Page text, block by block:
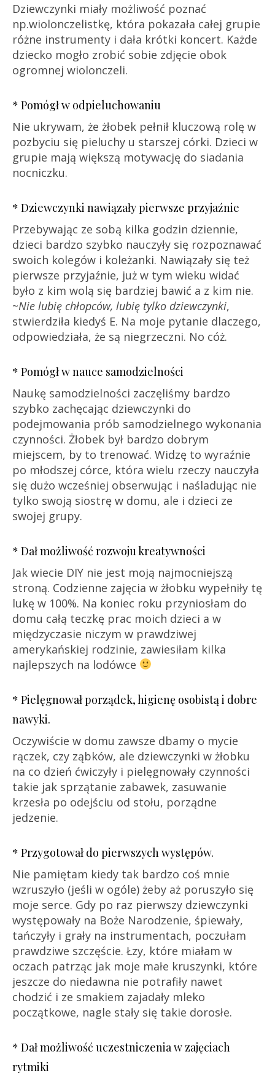
Dziewczynki miały możliwość poznać
np.wiolonczelistkę, która pokazała całej grupie
różne instrumenty i dała krótki koncert. Każde
dziecko mogło zrobić sobie zdjęcie obok
ogromnej wiolonczeli.
* Pomógł w odpieluchowaniu
Nie ukrywam, że żłobek pełnił kluczową rolę w
pozbyciu się pieluchy u starszej córki. Dzieci w
grupie mają większą motywację do siadania
nocniczku.
* Dziewczynki nawiązały pierwsze przyjaźnie
Przebywając ze sobą kilka godzin dziennie,
dzieci bardzo szybko nauczyły się rozpoznawać
swoich kolegów i koleżanki. Nawiązały się też
pierwsze przyjaźnie, już w tym wieku widać
było z kim wolą się bardziej bawić a z kim nie.
~Nie lubię chłopców, lubię tylko dziewczynki,
stwierdziła kiedyś E. Na moje pytanie dlaczego,
odpowiedziała, że są niegrzeczni. No cóż.
* Pomógł w nauce samodzielności
Naukę samodzielności zaczęliśmy bardzo
szybko zachęcając dziewczynki do
podejmowania prób samodzielnego wykonania
czynności. Żłobek był bardzo dobrym
miejscem, by to trenować. Widzę to wyraźnie
po młodszej córce, która wielu rzeczy nauczyła
się dużo wcześniej obserwując i naśladując nie
tylko swoją siostrę w domu, ale i dzieci ze
swojej grupy.
* Dał możliwość rozwoju kreatywności
Jak wiecie DIY nie jest moją najmocniejszą
stroną. Codzienne zajęcia w żłobku wypełniły tę
lukę w 100%. Na koniec roku przyniosłam do
domu całą teczkę prac moich dzieci a w
międzyczasie niczym w prawdziwej
amerykańskiej rodzinie, zawiesiłam kilka
najlepszych na lodówce
* Pielęgnował porządek, higienę osobistą i dobre
nawyki.
Oczywiście w domu zawsze dbamy o mycie
rączek, czy ząbków, ale dziewczynki w żłobku
na co dzień ćwiczyły i pielęgnowały czynności
takie jak sprzątanie zabawek, zasuwanie
krzesła po odejściu od stołu, porządne
jedzenie.
* Przygotował do pierwszych występów.
Nie pamiętam kiedy tak bardzo coś mnie
wzruszyło (jeśli w ogóle) żeby aż poruszyło się
moje serce. Gdy po raz pierwszy dziewczynki
występowały na Boże Narodzenie, śpiewały,
tańczyły i grały na instrumentach, poczułam
prawdziwe szczęście. Łzy, które miałam w
oczach patrząc jak moje małe kruszynki, które
jeszcze do niedawna nie potrafiły nawet
chodzić i ze smakiem zajadały mleko
początkowe, nagle stały się takie dorosłe.
* Dał możliwość uczestniczenia w zajęciach
rytmiki